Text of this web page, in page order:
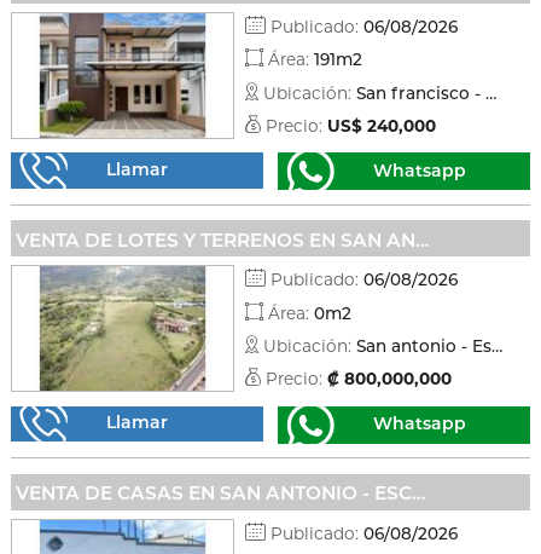
Publicado: 06/08/2026
Área: 191m2
Ubicación:
San francisco - Heredia
Precio: US$ 240,000
Llamar Whatsapp
VENTA DE LOTES Y TERRENOS EN SAN ANTONIO - ESCAZÚ
Publicado: 06/08/2026
Área: 0m2
Ubicación:
San antonio - Escazú
Precio: ₡ 800,000,000
Llamar Whatsapp
VENTA DE CASAS EN SAN ANTONIO - ESCAZÚ
Publicado: 06/08/2026